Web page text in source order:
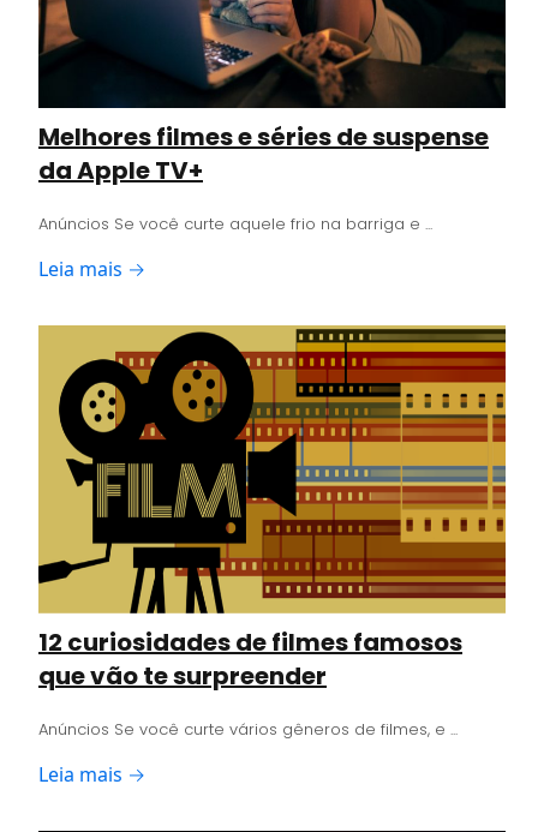
Melhores filmes e séries de suspense
da Apple TV+
Anúncios Se você curte aquele frio na barriga e ...
Leia mais →
12 curiosidades de filmes famosos
que vão te surpreender
Anúncios Se você curte vários gêneros de filmes, e ...
Leia mais →